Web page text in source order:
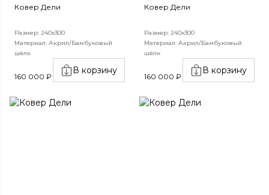
Ковер Дели
Размер: 240х300
Материал: Акрил/Бамбуковый
шёлк
160 000 ₽
В корзину
Ковер Дели
Размер: 240х300
Материал: Акрил/Бамбуковый
шёлк
160 000 ₽
В корзину